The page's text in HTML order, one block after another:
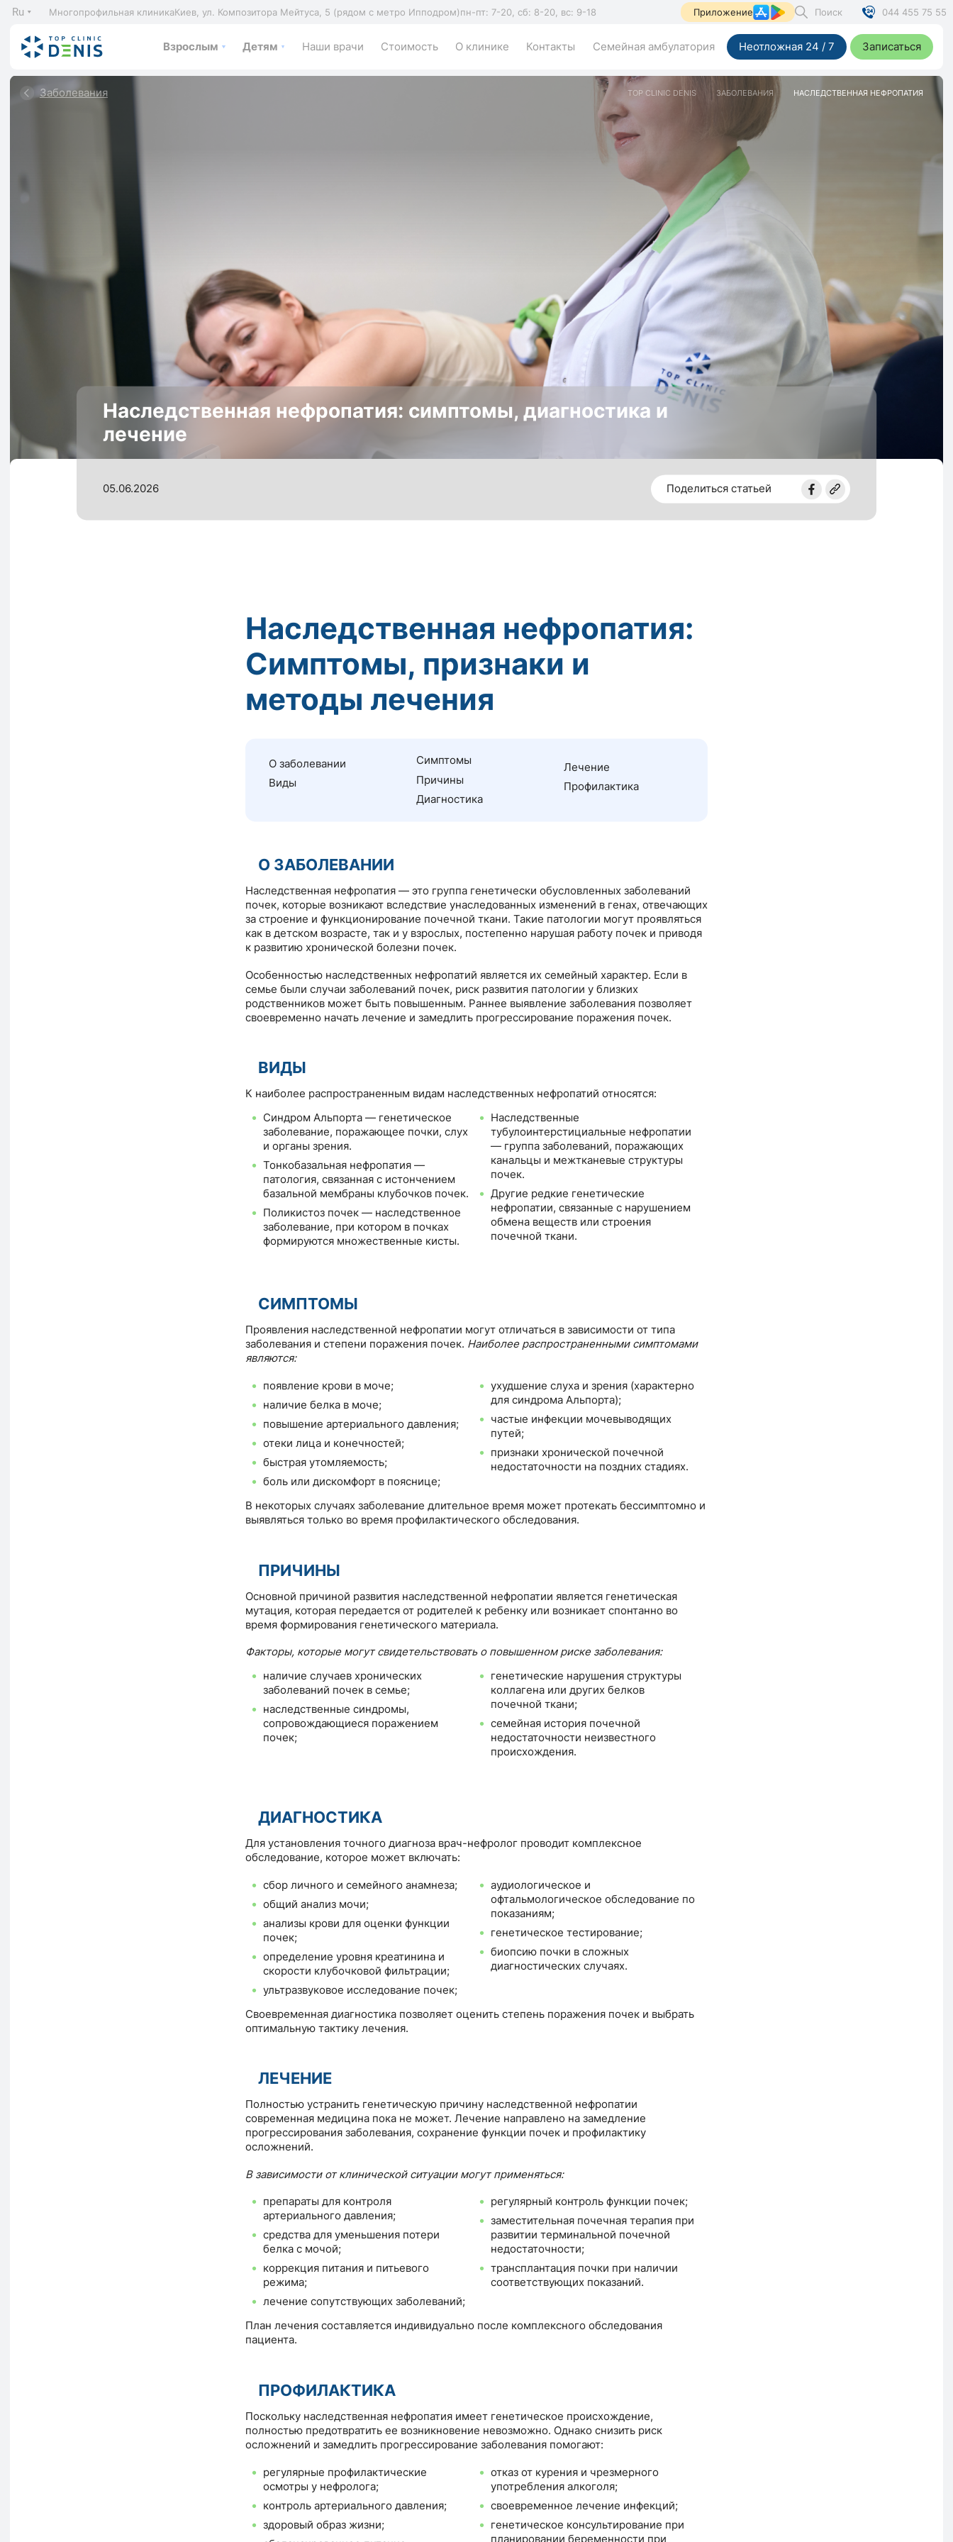
Ru Многопрофильная клиникаКиев, ул. Композитора Мейтуса, 5 (рядом с метро Ипподром)пн-пт: 7-20, сб: 8-20, вс: 9-18 Приложение Поиск 044 455 75 55
Взрослым Детям Наши врачи Стоимость О клинике Контакты Семейная амбулатория Неотложная 24 / 7 Записаться
Заболевания TOP CLINIC DENIS ЗАБОЛЕВАНИЯ НАСЛЕДСТВЕННАЯ НЕФРОПАТИЯ
Наследственная нефропатия: симптомы, диагностика и
лечение
05.06.2026 Поделиться статьей
Наследственная нефропатия:
Симптомы, признаки и
методы лечения
О заболевании
Виды
Симптомы
Причины
Диагностика
Лечение
Профилактика
О ЗАБОЛЕВАНИИ
Наследственная нефропатия — это группа генетически обусловленных заболеваний
почек, которые возникают вследствие унаследованных изменений в генах, отвечающих
за строение и функционирование почечной ткани. Такие патологии могут проявляться
как в детском возрасте, так и у взрослых, постепенно нарушая работу почек и приводя
к развитию хронической болезни почек.
Особенностью наследственных нефропатий является их семейный характер. Если в
семье были случаи заболеваний почек, риск развития патологии у близких
родственников может быть повышенным. Раннее выявление заболевания позволяет
своевременно начать лечение и замедлить прогрессирование поражения почек.
ВИДЫ
К наиболее распространенным видам наследственных нефропатий относятся:
Синдром Альпорта — генетическое
заболевание, поражающее почки, слух
и органы зрения.
Тонкобазальная нефропатия —
патология, связанная с истончением
базальной мембраны клубочков почек.
Поликистоз почек — наследственное
заболевание, при котором в почках
формируются множественные кисты.
Наследственные
тубулоинтерстициальные нефропатии
— группа заболеваний, поражающих
канальцы и межтканевые структуры
почек.
Другие редкие генетические
нефропатии, связанные с нарушением
обмена веществ или строения
почечной ткани.
СИМПТОМЫ
Проявления наследственной нефропатии могут отличаться в зависимости от типа
заболевания и степени поражения почек. Наиболее распространенными симптомами
являются:
появление крови в моче;
наличие белка в моче;
повышение артериального давления;
отеки лица и конечностей;
быстрая утомляемость;
боль или дискомфорт в пояснице;
ухудшение слуха и зрения (характерно
для синдрома Альпорта);
частые инфекции мочевыводящих
путей;
признаки хронической почечной
недостаточности на поздних стадиях.
В некоторых случаях заболевание длительное время может протекать бессимптомно и
выявляться только во время профилактического обследования.
ПРИЧИНЫ
Основной причиной развития наследственной нефропатии является генетическая
мутация, которая передается от родителей к ребенку или возникает спонтанно во
время формирования генетического материала.
Факторы, которые могут свидетельствовать о повышенном риске заболевания:
наличие случаев хронических
заболеваний почек в семье;
наследственные синдромы,
сопровождающиеся поражением
почек;
генетические нарушения структуры
коллагена или других белков
почечной ткани;
семейная история почечной
недостаточности неизвестного
происхождения.
ДИАГНОСТИКА
Для установления точного диагноза врач-нефролог проводит комплексное
обследование, которое может включать:
сбор личного и семейного анамнеза;
общий анализ мочи;
анализы крови для оценки функции
почек;
определение уровня креатинина и
скорости клубочковой фильтрации;
ультразвуковое исследование почек;
аудиологическое и
офтальмологическое обследование по
показаниям;
генетическое тестирование;
биопсию почки в сложных
диагностических случаях.
Своевременная диагностика позволяет оценить степень поражения почек и выбрать
оптимальную тактику лечения.
ЛЕЧЕНИЕ
Полностью устранить генетическую причину наследственной нефропатии
современная медицина пока не может. Лечение направлено на замедление
прогрессирования заболевания, сохранение функции почек и профилактику
осложнений.
В зависимости от клинической ситуации могут применяться:
препараты для контроля
артериального давления;
средства для уменьшения потери
белка с мочой;
коррекция питания и питьевого
режима;
лечение сопутствующих заболеваний;
регулярный контроль функции почек;
заместительная почечная терапия при
развитии терминальной почечной
недостаточности;
трансплантация почки при наличии
соответствующих показаний.
План лечения составляется индивидуально после комплексного обследования
пациента.
ПРОФИЛАКТИКА
Поскольку наследственная нефропатия имеет генетическое происхождение,
полностью предотвратить ее возникновение невозможно. Однако снизить риск
осложнений и замедлить прогрессирование заболевания помогают:
регулярные профилактические
осмотры у нефролога;
контроль артериального давления;
здоровый образ жизни;
отказ от курения и чрезмерного
употребления алкоголя;
своевременное лечение инфекций;
генетическое консультирование при
планировании беременности при